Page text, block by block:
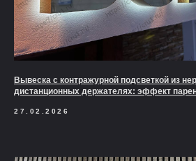
Вывеска с контражурной подсветкой из
дистанционных держателях: эффект
27.02.2026